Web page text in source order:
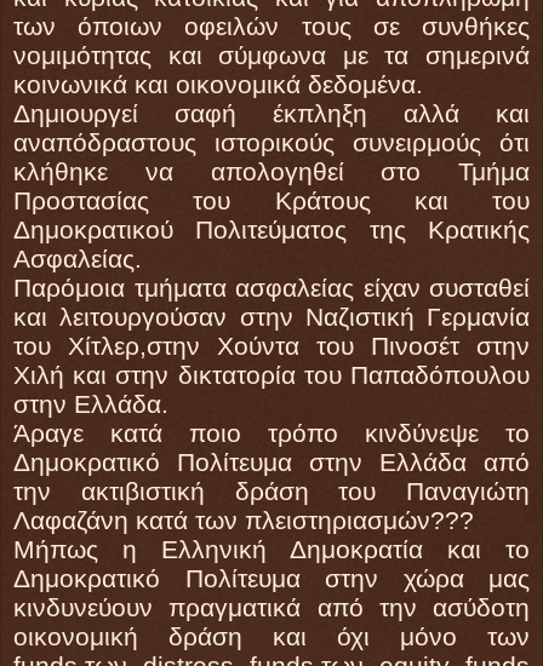
των όποιων οφειλών τους σε συνθήκες
νομιμότητας και σύμφωνα με τα σημερινά
κοινωνικά και οικονομικά δεδομένα.
Δημιουργεί σαφή έκπληξη αλλά και
αναπόδραστους ιστορικούς συνειρμούς ότι
κλήθηκε να απολογηθεί στο Τμήμα
Προστασίας του Κράτους και του
Δημοκρατικού Πολιτεύματος της Κρατικής
Ασφαλείας.
Παρόμοια τμήματα ασφαλείας είχαν συσταθεί
και λειτουργούσαν στην Ναζιστική Γερμανία
του Χίτλερ,στην Χούντα του Πινοσέτ στην
Χιλή και στην δικτατορία του Παπαδόπουλου
στην Ελλάδα.
Άραγε κατά ποιο τρόπο κινδύνεψε το
Δημοκρατικό Πολίτευμα στην Ελλάδα από
την ακτιβιστική δράση του Παναγιώτη
Λαφαζάνη κατά των πλειστηριασμών???
Μήπως η Ελληνική Δημοκρατία και το
Δημοκρατικό Πολίτευμα στην χώρα μας
κινδυνεύουν πραγματικά από την ασύδοτη
οικονομική δράση και όχι μόνο των